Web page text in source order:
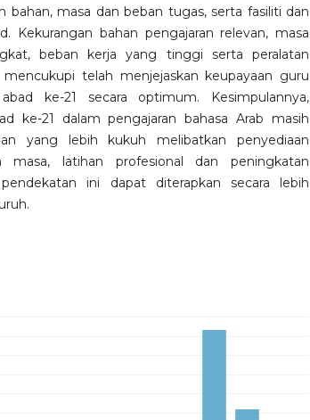
bahan, masa dan beban tugas, serta fasiliti dan
Kekurangan bahan pengajaran relevan, masa
beban kerja yang tinggi serta peralatan
telah menjejaskan keupayaan guru
ke-21 secara optimum. Kesimpulannya,
ke-21 dalam pengajaran bahasa Arab masih
yang lebih kukuh melibatkan penyediaan
masa, latihan profesional dan peningkatan
ini dapat diterapkan secara lebih